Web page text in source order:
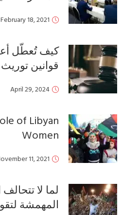
في ليبيا
(2)
The
السياسية
المعارضة